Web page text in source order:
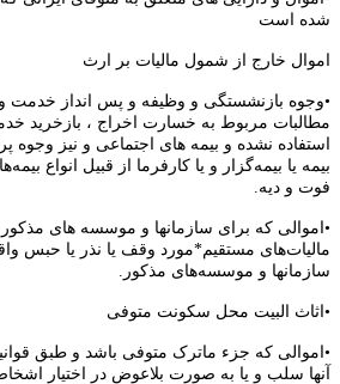
شده است
اموال خارج از شمول مالیات بر ارث
•وجوه بازنشستگی و وظیفه و پس انداز خدمت و
مطالبات مربوط به خسارت اخراج ، بازخرید
استفاده نشده و بیمه های اجتماعی و نیز
بیمه یا بیمه‌گزار و یا کارفرما از قبیل انواع
فوت و دیه.
مالیات‌های مستقیم*مورد وقف یا نذر یا حبس
سازمانها و موسسه‌های مذکور.
•اثاث البیت محل سکونت متوفی
•اموالی که جزء ماترک متوفی باشد و طبق